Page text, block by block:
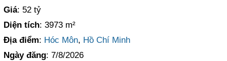
Giá: 52 tỷ
Diện tích: 3973 m²
Địa điểm: Hóc Môn, Hồ Chí Minh
Ngày đăng: 7/8/2026